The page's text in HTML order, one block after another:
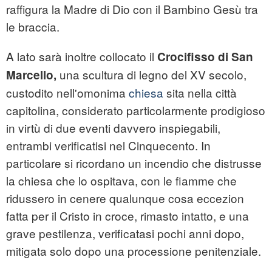
raffigura la Madre di Dio con il Bambino Gesù tra
le braccia.
A lato sarà inoltre collocato il Crocifisso di San
Marcello, una scultura di legno del XV secolo,
custodito nell'omonima chiesa sita nella città
capitolina, considerato particolarmente prodigioso
in virtù di due eventi davvero inspiegabili,
entrambi verificatisi nel Cinquecento. In
particolare si ricordano un incendio che distrusse
la chiesa che lo ospitava, con le fiamme che
ridussero in cenere qualunque cosa eccezion
fatta per il Cristo in croce, rimasto intatto, e una
grave pestilenza, verificatasi pochi anni dopo,
mitigata solo dopo una processione penitenziale.